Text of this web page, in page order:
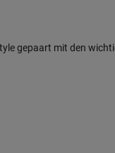
gepaart mit den